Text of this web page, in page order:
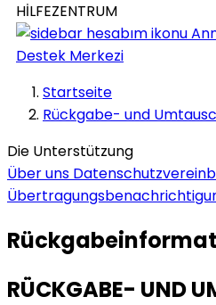
HİLFEZENTRUM
Destek Merkezi
Startseite
Rückgabe- und
Die Unterstützung
Über uns
RÜCKGABE- UND